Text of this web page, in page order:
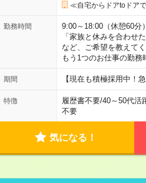
≪自宅からドアtoドア
勤務時間
9:00～18:00（休憩60分
「家族と休みを合わせ
など、ご希望を教えて
もう1つのお仕事の勤務
期間 【現在も積極採用中！
特徴 履歴書不要/40～50代活
不要
気になる！